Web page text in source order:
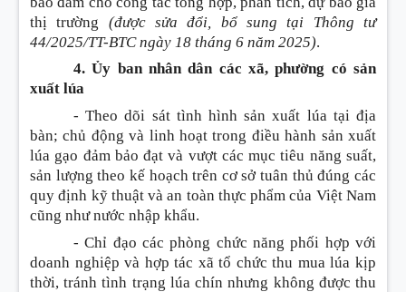
thị trường (được sửa đổi, bổ sung tại Thông tư
44/2025/TT-BTС ngày 18 tháng 6 năm 2025).
4. Ủy ban nhân dân các xã, phường có sản
xuất lúa
- Theo dõi sát tình hình sản xuất lúa tại địa
bàn; chủ động và linh hoạt trong điều hành sản xuất
lúa gạo đảm bảo đạt và vượt các mục tiêu năng suất,
sản lượng theo kế hoạch trên cơ sở tuân thủ đúng các
quy định kỹ thuật và an toàn thực phẩm của Việt Nam
cũng như nước nhập khẩu.
- Chỉ đạo các phòng chức năng phối hợp với
doanh nghiệp và hợp tác xã tổ chức thu mua lúa kịp
thời, tránh tình trạng lúa chín nhưng không được thu